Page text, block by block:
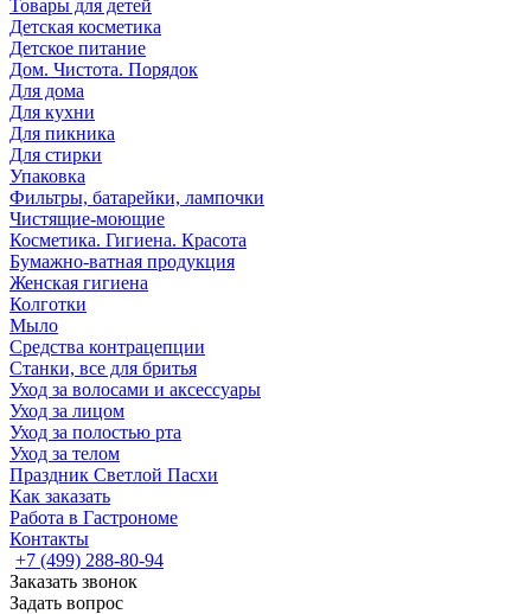
Товары для детей
Детская косметика
Детское питание
Дом. Чистота. Порядок
Для дома
Для кухни
Для пикника
Для стирки
Упаковка
Фильтры, батарейки, лампочки
Чистящие-моющие
Косметика. Гигиена. Красота
Бумажно-ватная продукция
Женская гигиена
Колготки
Мыло
Средства контрацепции
Станки, все для бритья
Уход за волосами и аксессуары
Уход за лицом
Уход за полостью рта
Уход за телом
Праздник Светлой Пасхи
Как заказать
Работа в Гастрономе
Контакты
+7 (499) 288-80-94
Заказать звонок
Задать вопрос